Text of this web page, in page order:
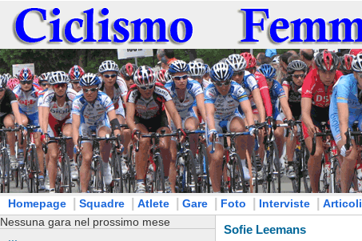
Homepage Squadre Atlete Gare Foto Interviste Articoli
Nessuna gara nel prossimo mese
Sofie Leemans